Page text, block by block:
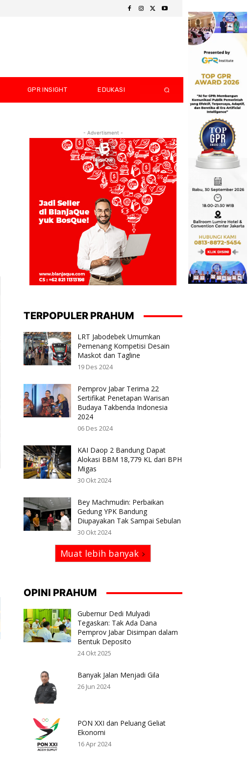
GPR INSIGHT EDUKASI
- Advertisment -
TERPOPULER PRAHUM
LRT Jabodebek Umumkan
Pemenang Kompetisi Desain
Maskot dan Tagline
19 Des 2024
Pemprov Jabar Terima 22
Sertifikat Penetapan Warisan
Budaya Takbenda Indonesia
2024
06 Des 2024
KAI Daop 2 Bandung Dapat
Alokasi BBM 18,779 KL dari BPH
Migas
30 Okt 2024
Bey Machmudin: Perbaikan
Gedung YPK Bandung
Diupayakan Tak Sampai Sebulan
30 Okt 2024
Muat lebih banyak
OPINI PRAHUM
Gubernur Dedi Mulyadi
Tegaskan: Tak Ada Dana
Pemprov Jabar Disimpan dalam
Bentuk Deposito
24 Okt 2025
Banyak Jalan Menjadi Gila
26 Jun 2024
PON XXI dan Peluang Geliat
Ekonomi
16 Apr 2024